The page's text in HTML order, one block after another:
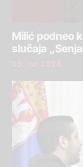
Milić podneo
slučaja
30. jul 2026.